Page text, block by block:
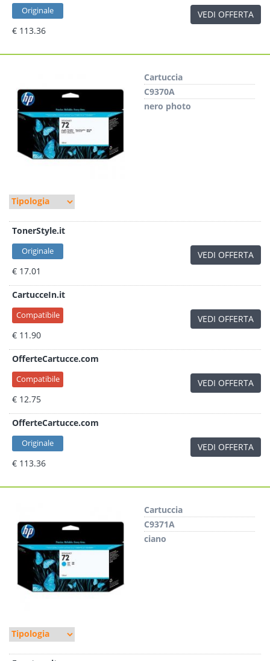
Originale
€ 113.36
VEDI OFFERTA
Cartuccia
C9370A
nero photo
TonerStyle.it
Originale
€ 17.01
VEDI OFFERTA
CartucceIn.it
Compatibile
€ 11.90
VEDI OFFERTA
OfferteCartucce.com
Compatibile
€ 12.75
VEDI OFFERTA
OfferteCartucce.com
Originale
€ 113.36
VEDI OFFERTA
Cartuccia
C9371A
ciano